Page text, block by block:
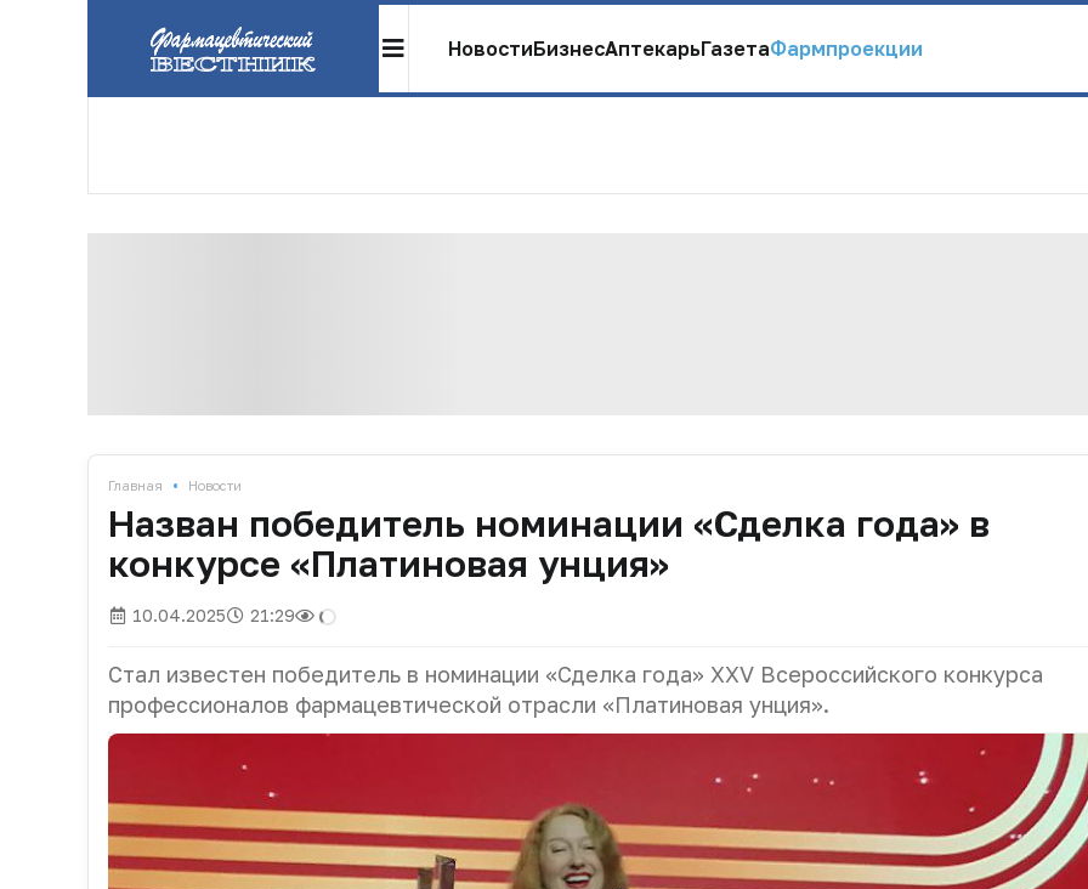
НовостиБизнесАптекарьГазетаФармпроекции
Главная • Новости
Назван победитель номинации «Сделка года» в
конкурсе «Платиновая унция»
10.04.2025 21:29
Стал известен победитель в номинации «Сделка года» XXV Всероссийского конкурса
профессионалов фармацевтической отрасли «Платиновая унция».